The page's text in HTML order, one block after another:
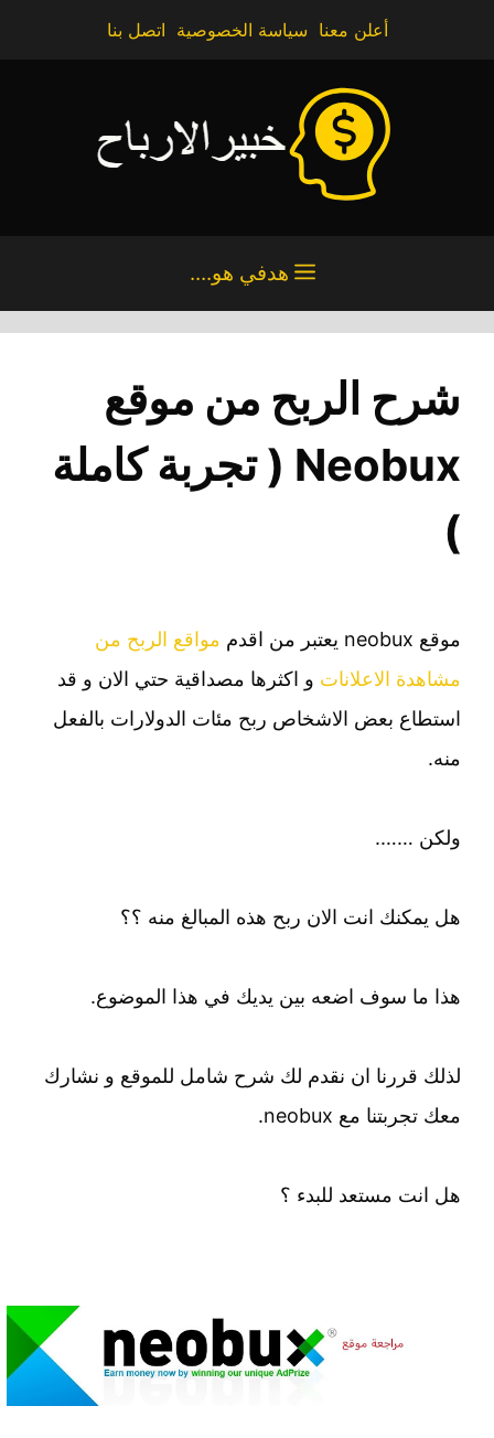
أعلن معنا سياسة الخصوصية اتصل بنا
هدفي هو....
شرح الربح من موقع
Neobux ( تجربة كاملة
موقع neobux يعتبر من اقدم
مواقع الربح من
مشاهدة الاعلاناتو اكثرها مصداقية حتي الان و قد
استطاع بعض الاشخاص ربح مئات الدولارات بالفعل
منه.
ولكن …….
هل يمكنك انت الان ربح هذه المبالغ منه ؟؟
هذا ما سوف اضعه بين يديك في هذا الموضوع.
لذلك قررنا ان نقدم لك شرح شامل للموقع و نشارك
معك تجربتنا مع neobux.
هل انت مستعد للبدء ؟